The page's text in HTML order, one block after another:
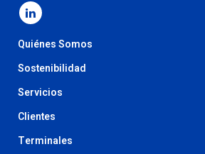
Quiénes Somos
Sostenibilidad
Servicios
Clientes
Terminales